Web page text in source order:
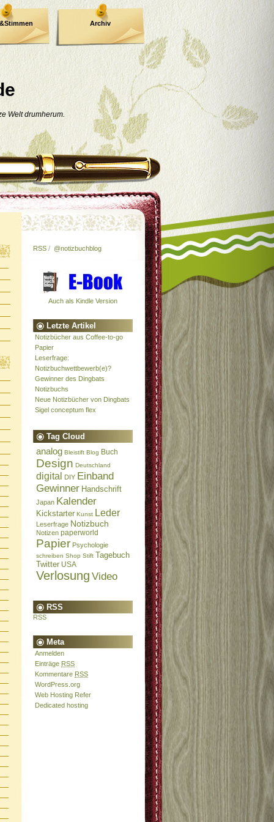
Welt drumherum.
Archiv
RSS / @notizbuchblog
Auch als Kindle Version
Letzte Artikel
Notizbücher aus Coffee-to-go
Papier
Leserfrage:
Notizbuchwettbewerb(e)?
Gewinner des Dingbats
Notizbuchs
Neue Notizbücher von Dingbats
Sigel conceptum flex
Tag Cloud
analog Bleistift Blog Buch
Design Deutschland
digital DIY Einband
Gewinner Handschrift
Japan Kalender
Kickstarter Kunst Leder
Leserfrage Notizbuch
Notizen paperworld
Papier Psychologie
schreiben Shop Stift Tagebuch
Twitter USA
Verlosung Video
RSS
RSS
Meta
Anmelden
Einträge RSS
Kommentare RSS
WordPress.org
Web Hosting Refer
Dedicated hosting